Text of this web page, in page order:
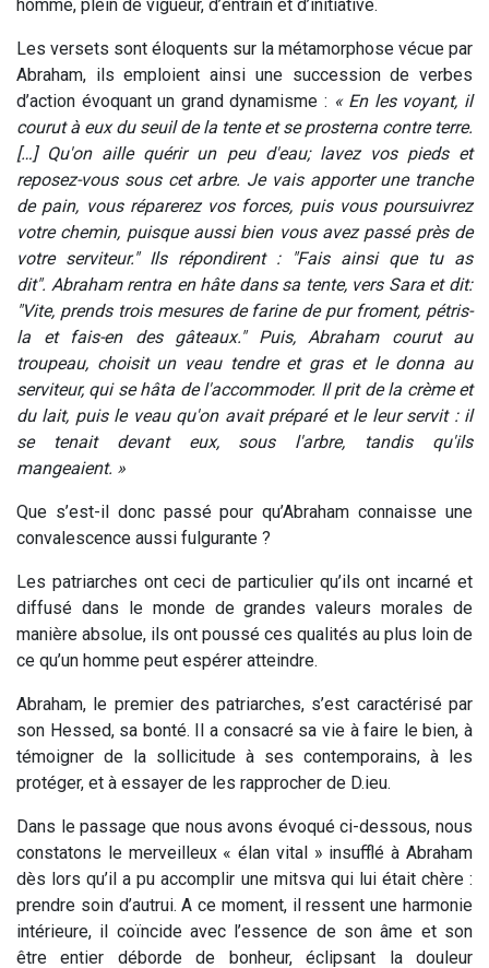
homme, plein de vigueur, d’entrain et d’initiative.
Les versets sont éloquents sur la métamorphose vécue par
Abraham, ils emploient ainsi une succession de verbes
d’action évoquant un grand dynamisme : « En les voyant, il
courut à eux du seuil de la tente et se prosterna contre terre.
[…] Qu'on aille quérir un peu d'eau; lavez vos pieds et
reposez-vous sous cet arbre. Je vais apporter une tranche
de pain, vous réparerez vos forces, puis vous poursuivrez
votre chemin, puisque aussi bien vous avez passé près de
votre serviteur." Ils répondirent : "Fais ainsi que tu as
dit". Abraham rentra en hâte dans sa tente, vers Sara et dit:
"Vite, prends trois mesures de farine de pur froment, pétris-
la et fais-en des gâteaux." Puis, Abraham courut au
troupeau, choisit un veau tendre et gras et le donna au
serviteur, qui se hâta de l'accommoder. Il prit de la crème et
du lait, puis le veau qu'on avait préparé et le leur servit : il
se tenait devant eux, sous l'arbre, tandis qu'ils
mangeaient. »
Que s’est-il donc passé pour qu’Abraham connaisse une
convalescence aussi fulgurante ?
Les patriarches ont ceci de particulier qu’ils ont incarné et
diffusé dans le monde de grandes valeurs morales de
manière absolue, ils ont poussé ces qualités au plus loin de
ce qu’un homme peut espérer atteindre.
Abraham, le premier des patriarches, s’est caractérisé par
son Hessed, sa bonté. Il a consacré sa vie à faire le bien, à
témoigner de la sollicitude à ses contemporains, à les
protéger, et à essayer de les rapprocher de D.ieu.
Dans le passage que nous avons évoqué ci-dessous, nous
constatons le merveilleux « élan vital » insufflé à Abraham
dès lors qu’il a pu accomplir une mitsva qui lui était chère :
prendre soin d’autrui. A ce moment, il ressent une harmonie
intérieure, il coïncide avec l’essence de son âme et son
être entier déborde de bonheur, éclipsant la douleur